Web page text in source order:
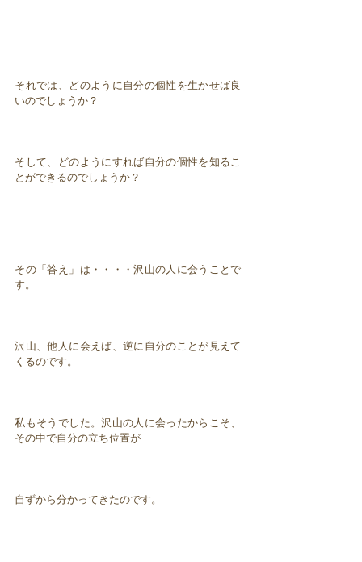
それでは、どのように自分の個性を生かせば良
いのでしょうか？
そして、どのようにすれば自分の個性を知るこ
とができるのでしょうか？
その「答え」は・・・・沢山の人に会うことで
す。
沢山、他人に会えば、逆に自分のことが見えて
くるのです。
私もそうでした。沢山の人に会ったからこそ、
その中で自分の立ち位置が
自ずから分かってきたのです。